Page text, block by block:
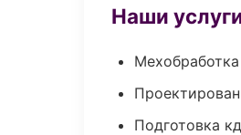
Наши
Подготовка